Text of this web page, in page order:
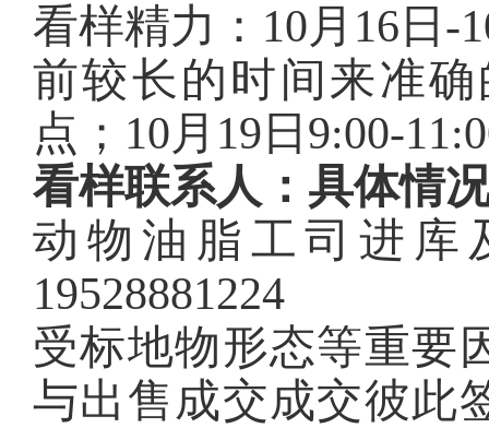
看样精力：10月16日-
前较长的时间来准
点；10月19日9:00-
看样联系人：具体情
动物油脂工司进库
19528881224
受标地物形态等重要
与出售成交成交彼此